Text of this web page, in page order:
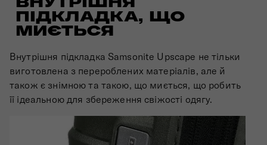
ПІДКЛАДКА, ЩО
МИЄТЬСЯ
Внутрішня підкладка Samsonite Upscape не тільки
виготовлена з перероблених матеріалів, але й
також є знімною та такою, що миється, що робить
її ідеальною для збереження свіжості одягу.